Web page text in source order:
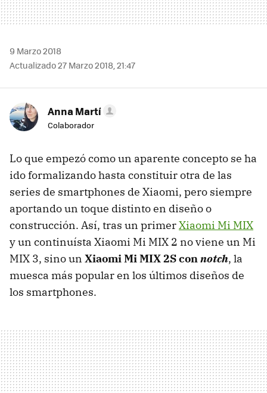
9 Marzo 2018
Actualizado 27 Marzo 2018, 21:47
Anna Martí
Colaborador
Lo que empezó como un aparente concepto se ha
ido formalizando hasta constituir otra de las
series de smartphones de Xiaomi, pero siempre
aportando un toque distinto en diseño o
construcción. Así, tras un primerXiaomi Mi MIX
y un continuísta Xiaomi Mi MIX 2 no viene un Mi
MIX 3, sino un Xiaomi Mi MIX 2S con notch, la
muesca más popular en los últimos diseños de
los smartphones.